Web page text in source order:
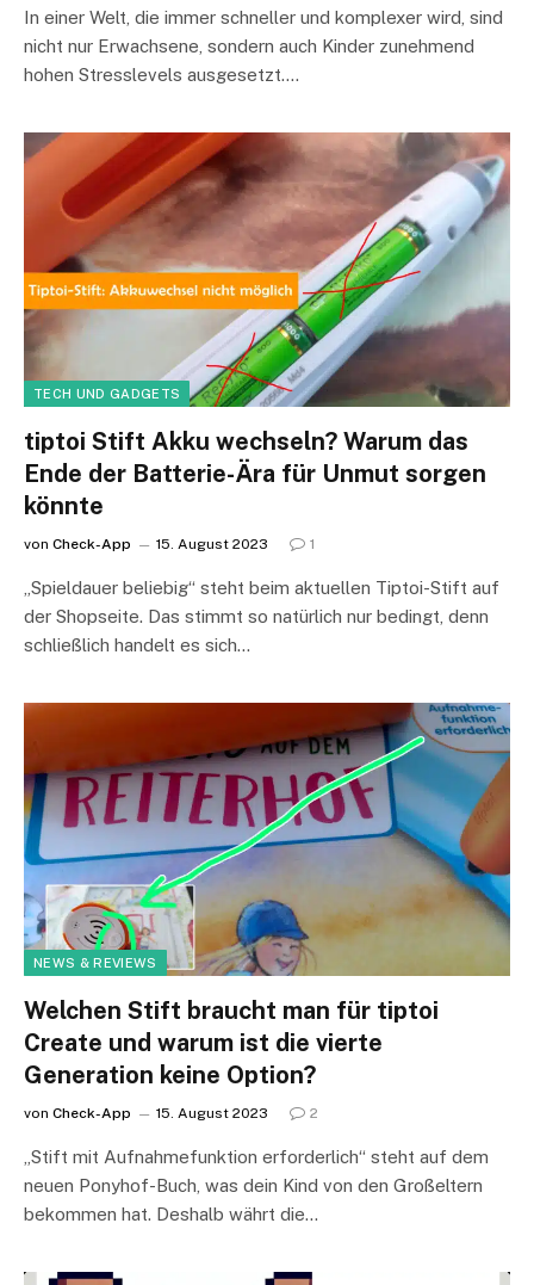
In einer Welt, die immer schneller und komplexer wird, sind
nicht nur Erwachsene, sondern auch Kinder zunehmend
hohen Stresslevels ausgesetzt.…
TECH UND GADGETS
tiptoi Stift Akku wechseln? Warum das
Ende der Batterie-Ära für Unmut sorgen
könnte
von Check-App 15. August 2023 1
„Spieldauer beliebig“ steht beim aktuellen Tiptoi-Stift auf
der Shopseite. Das stimmt so natürlich nur bedingt, denn
schließlich handelt es sich…
NEWS & REVIEWS
Welchen Stift braucht man für tiptoi
Create und warum ist die vierte
Generation keine Option?
von Check-App 15. August 2023 2
„Stift mit Aufnahmefunktion erforderlich“ steht auf dem
neuen Ponyhof-Buch, was dein Kind von den Großeltern
bekommen hat. Deshalb währt die…